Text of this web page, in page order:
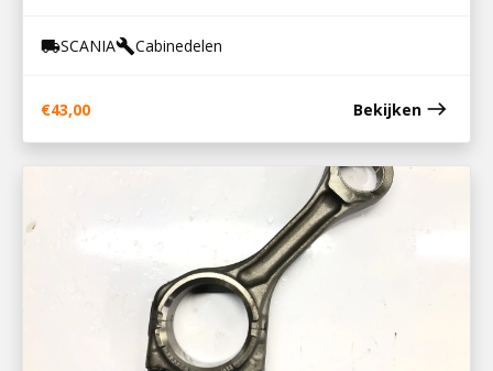
local_shippingSCANIAbuildCabinedelen
€43,00 Bekijken east